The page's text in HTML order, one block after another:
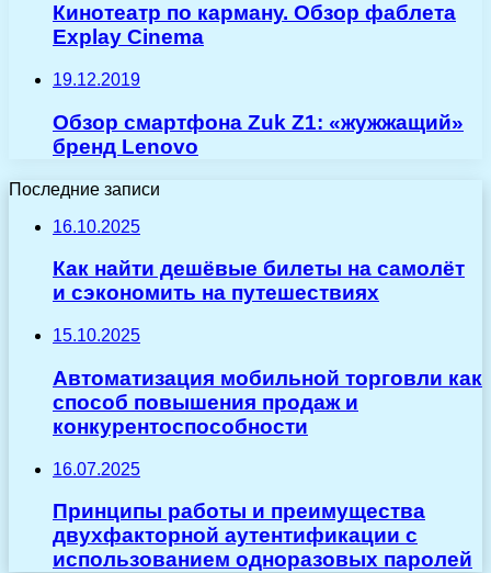
Кинотеатр по карману. Обзор фаблета
Explay Cinema
19.12.2019
Обзор смартфона Zuk Z1: «жужжащий»
бренд Lenovo
Последние записи
16.10.2025
Как найти дешёвые билеты на самолёт
и сэкономить на путешествиях
15.10.2025
Автоматизация мобильной торговли как
способ повышения продаж и
конкурентоспособности
16.07.2025
Принципы работы и преимущества
двухфакторной аутентификации с
использованием одноразовых паролей